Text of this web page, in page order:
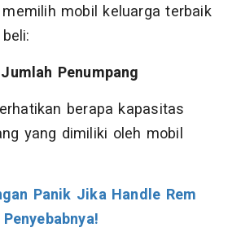
mobil keluarga terbaik
Penumpang
berapa kapasitas
yang dimiliki oleh mobil
Panik Jika Handle Rem